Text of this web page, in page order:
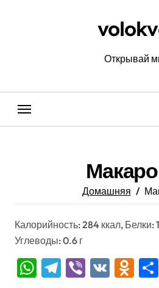
Открывай
Домашняя
Калорийность: 284 ккал, Белки:
Углеводы: 0.6 г
WhatsApp
Telegram
Viber
VK